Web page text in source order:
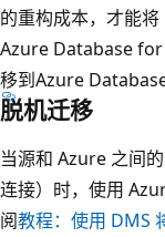
的重构成本，才能
Azure Database for
移到Azure
脱机迁移
当源和 Azure 之间
连接）时，使用
阅教程：使用 DMS